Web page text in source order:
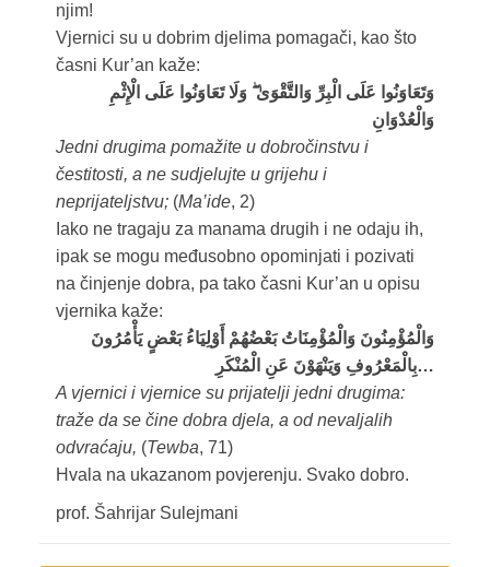
njim!
Vjernici su u dobrim djelima pomagači, kao što
časni Kur’an kaže:
وَتَعَاوَنُوا عَلَى الْبِرِّ وَالتَّقْوَىٰ ۖ وَلَا تَعَاوَنُوا عَلَى الْإِثْمِ
وَالْعُدْوَانِ
Jedni drugima pomažite u dobročinstvu i
čestitosti, a ne sudjelujte u grijehu i
neprijateljstvu;(Ma’ide, 2)
Iako ne tragaju za manama drugih i ne odaju ih,
ipak se mogu međusobno opominjati i pozivati
na činjenje dobra, pa tako časni Kur’an u opisu
vjernika kaže:
وَالْمُؤْمِنُونَ وَالْمُؤْمِنَاتُ بَعْضُهُمْ أَوْلِيَاءُ بَعْضٍ يَأْمُرُونَ
بِالْمَعْرُوفِ وَيَنْهَوْنَ عَنِ الْمُنْكَرِ…
A vjernici i vjernice su prijatelji jedni drugima:
traže da se čine dobra djela, a od nevaljalih
odvraćaju, (Tewba, 71)
Hvala na ukazanom povjerenju. Svako dobro.
prof. Šahrijar Sulejmani